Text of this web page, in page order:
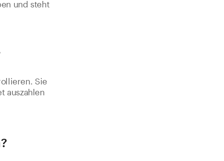
und steht
Sie
auszahlen